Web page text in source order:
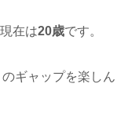
在は20歳です。
ギャップを楽しん